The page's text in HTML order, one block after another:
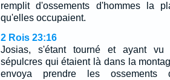
remplit d'ossements d'hommes la
qu'elles occupaient.
2 Rois 23:16
Josias, s'étant tourné et ayant vu
sépulcres qui étaient là dans la
envoya prendre les ossements